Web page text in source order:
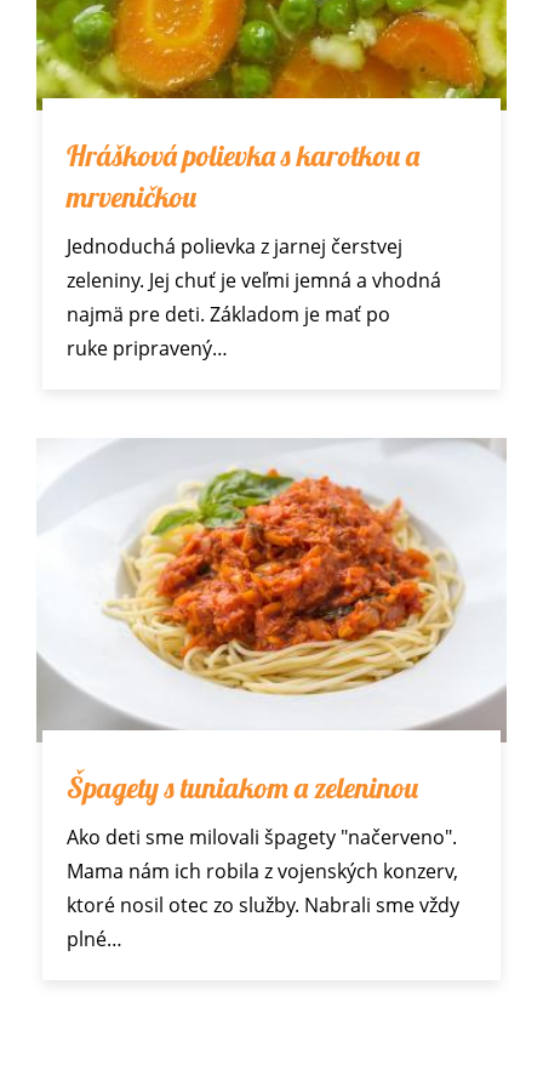
Hrášková polievka s karotkou a
mrveničkou
Jednoduchá polievka z jarnej čerstvej
zeleniny. Jej chuť je veľmi jemná a vhodná
najmä pre deti. Základom je mať po
ruke pripravený…
Špagety s tuniakom a zeleninou
Ako deti sme milovali špagety "načerveno".
Mama nám ich robila z vojenských konzerv,
ktoré nosil otec zo služby. Nabrali sme vždy
plné…